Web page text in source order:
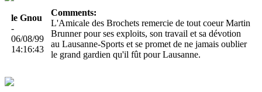
le Gnou
-
06/08/99
14:16:43
Comments:
L'Amicale des Brochets remercie de tout coeur Martin
Brunner pour ses exploits, son travail et sa dévotion
au Lausanne-Sports et se promet de ne jamais oublier
le grand gardien qu'il fût pour Lausanne.